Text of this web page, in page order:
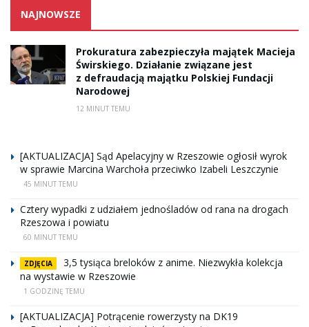
NAJNOWSZE
Prokuratura zabezpieczyła majątek Macieja
Świrskiego. Działanie związane jest
z defraudacją majątku Polskiej Fundacji
Narodowej
12 MINUT TEMU
[AKTUALIZACJA] Sąd Apelacyjny w Rzeszowie ogłosił wyrok
w sprawie Marcina Warchoła przeciwko Izabeli Leszczynie
45 MINUT TEMU
Cztery wypadki z udziałem jednośladów od rana na drogach
Rzeszowa i powiatu
60 MINUT TEMU
ZDJĘCIA
3,5 tysiąca breloków z anime. Niezwykła kolekcja
na wystawie w Rzeszowie
1 GODZINĘ TEMU
[AKTUALIZACJA] Potrącenie rowerzysty na DK19